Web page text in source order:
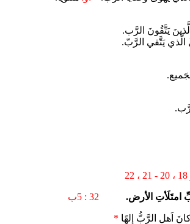
يَتَّقُونَ الرَّب.
الَّذي يَتَّقي الرَّبّ.
امتَلَأتِ الأرض. 32 : 5ب
اَهل الرَّبُّ إِلهًا *